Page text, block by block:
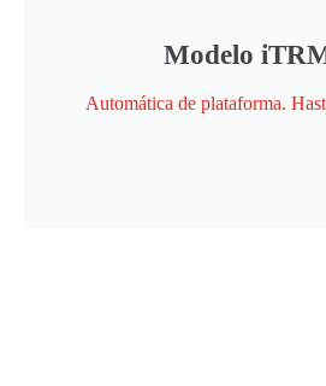
Modelo
Automática de plataforma.